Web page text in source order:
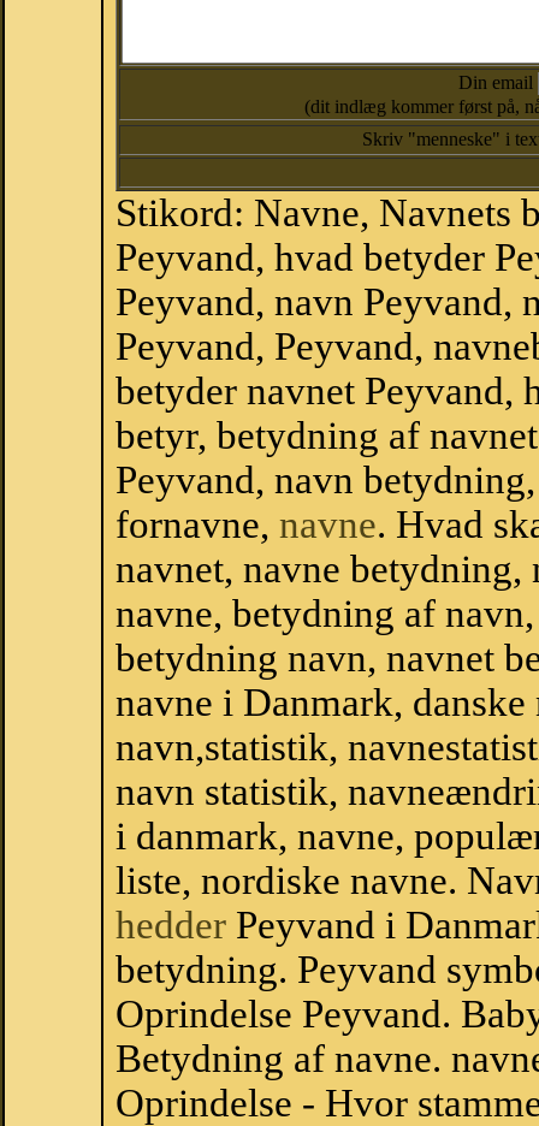
Din email
(dit indlæg kommer først på,
Skriv "menneske" i
Stikord: Navne, Navnets
Peyvand, hvad betyder
Peyvand, navn Peyvand,
Peyvand, Peyvand,
betyder navnet Peyvand,
betyr, betydning af
Peyvand, navn
fornavne, navne. Hvad
navnet, navne
navne, betydning af
betydning navn, navnet
navne i Danmark,
navn,statistik,
navn statistik,
i danmark, navne,
liste, nordiske navne.
hedder Peyvand i
betydning. Peyvand
Oprindelse Peyvand.
Betydning af navne.
Oprindelse - Hvor